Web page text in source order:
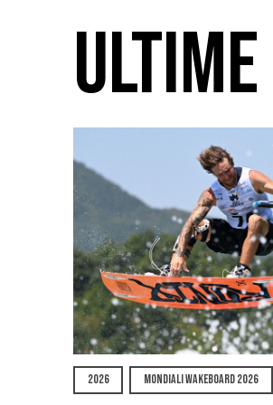
2026 MONDIALI WAKEBOARD 2026